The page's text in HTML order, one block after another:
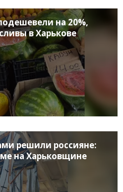
на 20%,
в Харькове
решили россияне:
на Харьковщине